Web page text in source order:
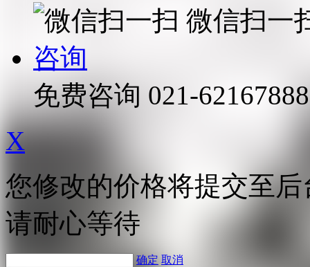
微信扫一
咨询
免费咨询 021-62167888
X
您修改的价格将提交至
请耐心等待
确定 取消